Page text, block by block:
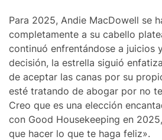
Para 2025, Andie MacDowell se
completamente a su cabello
continuó enfrentándose a juicios
decisión, la estrella siguió
de aceptar las canas por su
esté tratando de abogar por no
Creo que es una elección
con Good Housekeeping en
que hacer lo que te haga feliz».